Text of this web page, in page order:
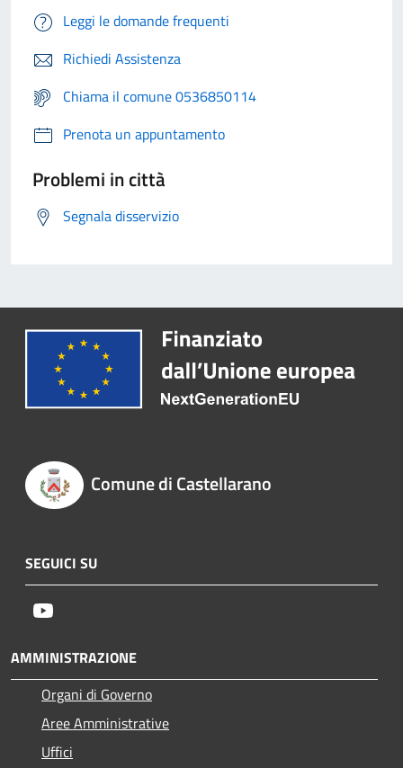
Leggi le domande frequenti
Richiedi Assistenza
Chiama il comune 0536850114
Prenota un appuntamento
Problemi in città
Segnala disservizio
Comune di Castellarano
SEGUICI SU
AMMINISTRAZIONE
Organi di Governo
Aree Amministrative
Uffici